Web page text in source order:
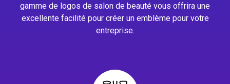
gamme de logos de salon de beauté vous offrira une
excellente facilité pour créer un emblème pour votre
entreprise.